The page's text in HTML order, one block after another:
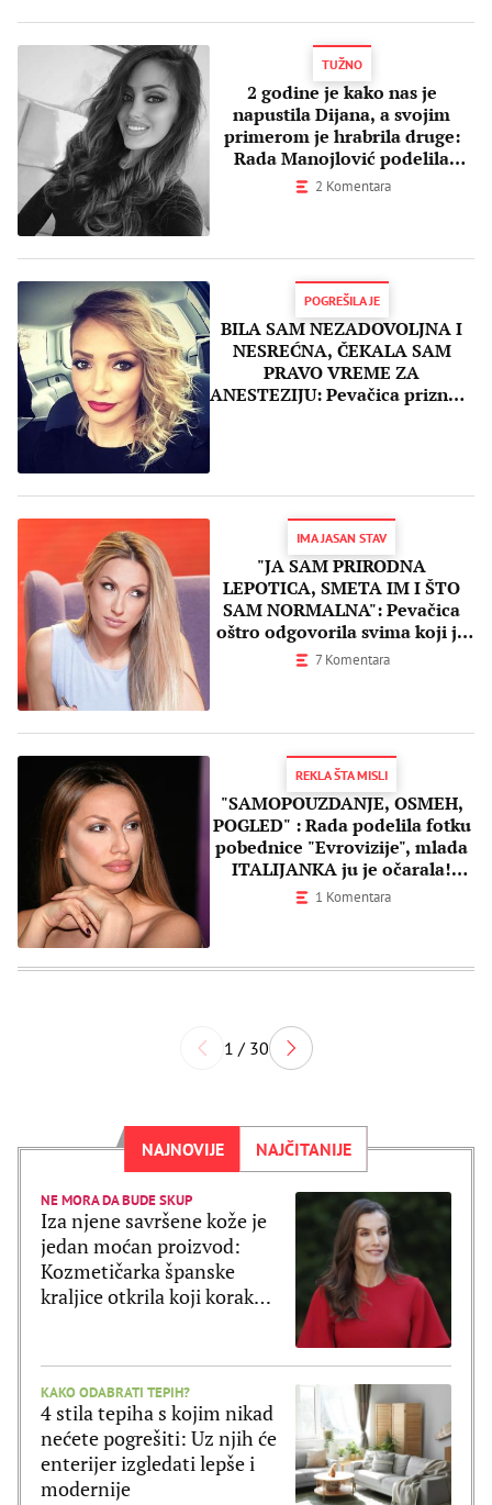
TUŽNO
2 godine je kako nas je
napustila Dijana, a svojim
primerom je hrabrila druge:
Rada Manojlović podelila
dirljivu poruku
2 Komentara
POGREŠILA JE
BILA SAM NEZADOVOLJNA I
NESREĆNA, ČEKALA SAM
PRAVO VREME ZA
ANESTEZIJU: Pevačica priznaje
IMA JASAN STAV
"JA SAM PRIRODNA
LEPOTICA, SMETA IM I ŠTO
SAM NORMALNA": Pevačica
oštro odgovorila svima koji je
ne podržavaju!
7 Komentara
REKLA ŠTA MISLI
"SAMOPOUZDANJE, OSMEH,
POGLED" : Rada podelila fotku
pobednice "Evrovizije", mlada
ITALIJANKA ju je očarala!
(FOTO)
1 Komentara
1 / 30
NAJNOVIJE NAJČITANIJE
NE MORA DA BUDE SKUP
Iza njene savršene kože je
jedan moćan proizvod:
Kozmetičarka španske
kraljice otkrila koji korak
KAKO ODABRATI TEPIH?
4 stila tepiha s kojim nikad
nećete pogrešiti: Uz njih će
enterijer izgledati lepše i
modernije